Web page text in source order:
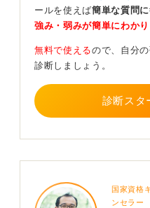
また、志望動機に関して
ってしまう可能性すらある
さらに、仮に内定をもら
ッチが起こりやすくなる
自己分析の大事さをきち
う。
ールを使えば簡単な質問に
強み・弱みが簡単にわかり
無料で使えるので、自分
診断しましょう。
診断スタ
国家資格
ンセラー